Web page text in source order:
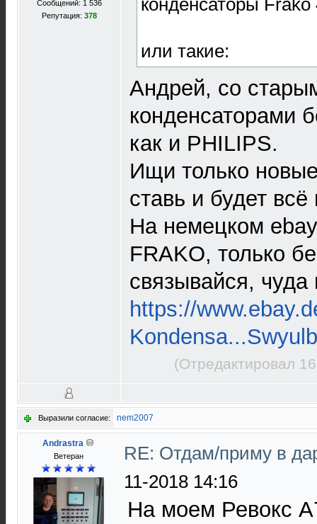
Сообщений: 1 536
Репутация: 378
или такие:
Андрей, со
конденсаторами
как и PHILIPS.
Ищи только
ставь и будет всё
На немецком
FRAKO, только
связывайся, чуда
https://
(Отредактировал
Выразили согласие: nem2007
Andrastra
Ветеран
RE: Отдам/приму в
11-2018 14:16
На моем Ревокс